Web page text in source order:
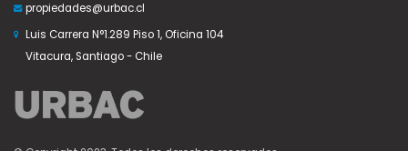
propiedades@urbac.cl
Luis Carrera N°1.289 Piso 1, Oficina 104
Vitacura, Santiago - Chile